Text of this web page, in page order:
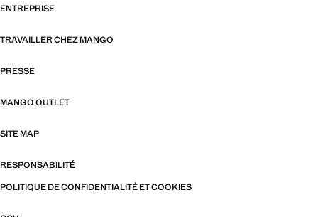
ENTREPRISE
TRAVAILLER CHEZ MANGO
PRESSE
MANGO OUTLET
SITE MAP
RESPONSABILITÉ
POLITIQUE DE CONFIDENTIALITÉ ET COOKIES